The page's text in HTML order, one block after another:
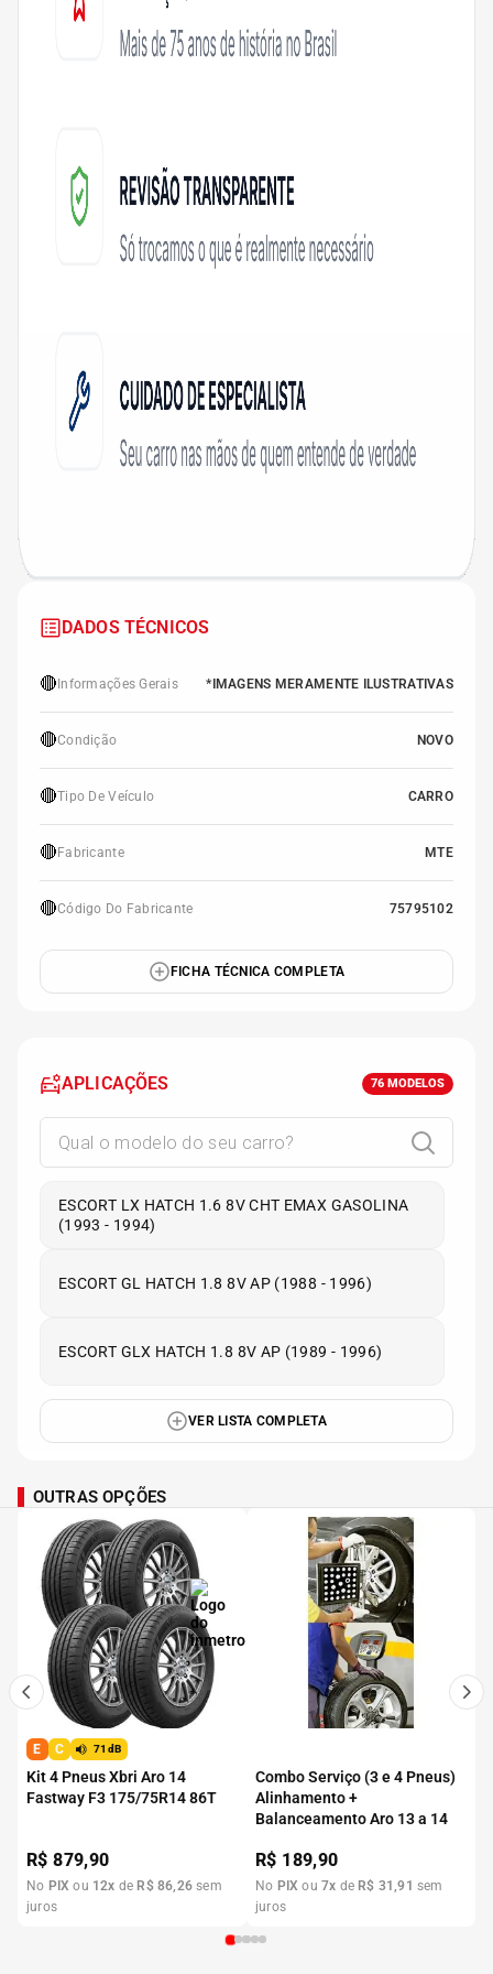
DADOS TÉCNICOS
🔴 Informações Gerais *IMAGENS MERAMENTE ILUSTRATIVAS
🔴Condição NOVO
🔴Tipo De Veículo CARRO
🔴 Fabricante MTE
🔴Código Do Fabricante 75795102
FICHA TÉCNICA COMPLETA
APLICAÇÕES 76 MODELOS
ESCORT LX HATCH 1.6 8V CHT EMAX GASOLINA
(1993 - 1994)
ESCORT GL HATCH 1.8 8V AP (1988 - 1996)
ESCORT GLX HATCH 1.8 8V AP (1989 - 1996)
VER LISTA COMPLETA
OUTRAS OPÇÕES
E C 71dB
Kit 4 Pneus Xbri Aro 14
Fastway F3 175/75R14 86T
R$879,90
No PIX ou 12x de R$ 86,26 sem
juros
Combo Serviço (3 e 4 Pneus)
Alinhamento +
Balanceamento Aro 13 a 14
R$ 189,90
No PIX ou7x de R$ 31 ,91 sem
juros